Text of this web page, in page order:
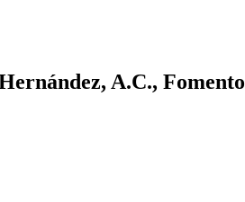
A.C., Fomento